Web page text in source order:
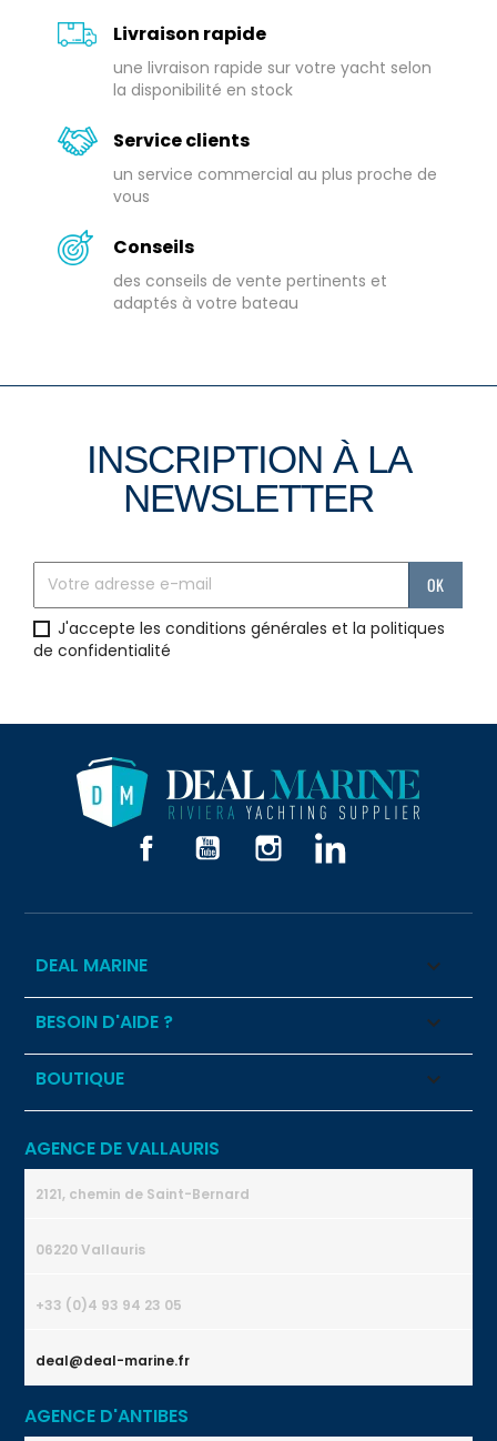
Livraison rapide
une livraison rapide sur votre yacht selon
la disponibilité en stock
Service clients
un service commercial au plus proche de
vous
Conseils
des conseils de vente pertinents et
adaptés à votre bateau
INSCRIPTION À LA
NEWSLETTER
J'accepte les conditions générales et la politiques
de confidentialité
FacebookYouTube Instagram
DEAL MARINE 
BESOIN D'AIDE ? 
BOUTIQUE 
AGENCE DE VALLAURIS
2121, chemin de Saint-Bernard
06220 Vallauris
+33 (0)4 93 94 23 05
deal@deal-marine.fr
AGENCE D'ANTIBES